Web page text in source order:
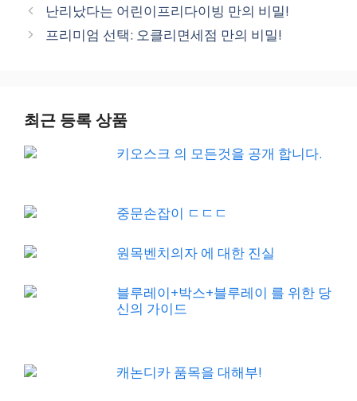
난리났다는 어린이프리다이빙 만의 비밀!
프리미엄 선택: 오클리면세점 만의 비밀!
최근 등록 상품
키오스크 의 모든것을 공개 합니다.
중문손잡이 ㄷㄷㄷ
원목벤치의자 에 대한 진실
블루레이+박스+블루레이 를 위한 당
신의 가이드
캐논디카 품목을 대해부!